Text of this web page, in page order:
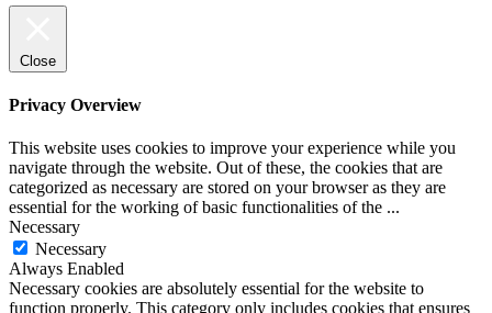
Close
Privacy Overview
This website uses cookies to improve your experience while you
navigate through the website. Out of these, the cookies that are
categorized as necessary are stored on your browser as they are
essential for the working of basic functionalities of the ...
Necessary
Necessary
Always Enabled
Necessary cookies are absolutely essential for the website to
function properly. This category only includes cookies that ensures